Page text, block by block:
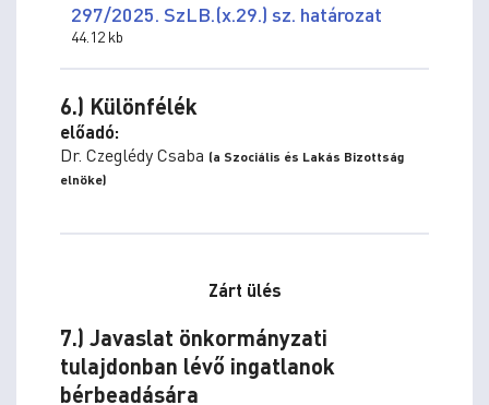
297/2025. SzLB.(x.29.) sz. határozat
44.12 kb
6.) Különfélék
előadó:
Dr. Czeglédy Csaba (a Szociális és Lakás Bizottság
elnöke)
Zárt ülés
7.) Javaslat önkormányzati
tulajdonban lévő ingatlanok
bérbeadására